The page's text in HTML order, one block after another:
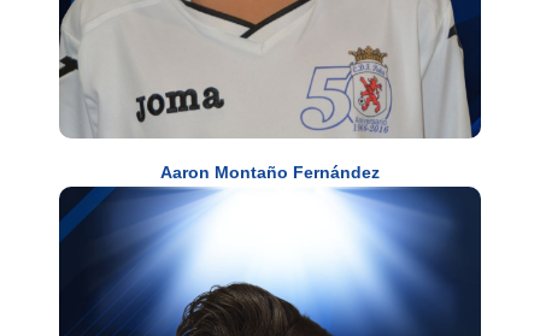
Aaron Montaño Fernández